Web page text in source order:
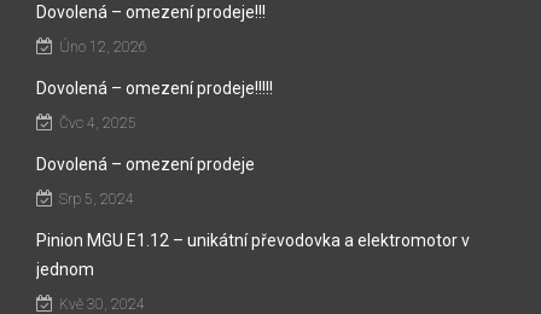
Dovolená – omezení prodeje!!!
Úno 12, 2026
Dovolená – omezení prodeje!!!!!
Čvc 4, 2025
Dovolená – omezení prodeje
Srp 5, 2024
Pinion MGU E1.12 – unikátní převodovka a elektromotor v
jednom
Kvě 30, 2024